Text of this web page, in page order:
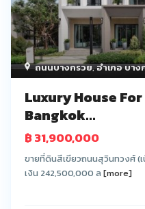
ถนนบางกรวย,อำเภอ บาง
Luxury House
Bangkok...
฿ 31,900,000
ขายที่ดินสีเขียวถนนสุวินทวงศ์ (เ
เงิน 242,500,000 ล [more]